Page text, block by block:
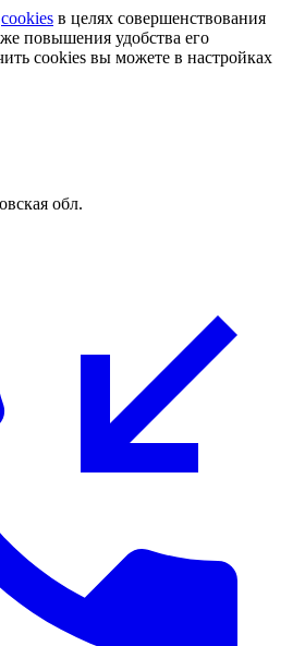
cookies в целях совершенствования
повышения удобства его
cookies вы можете в настройках
обл.